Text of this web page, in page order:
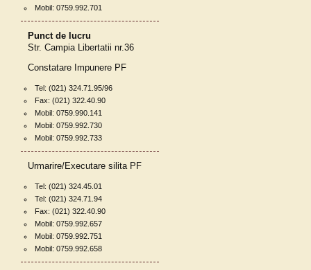
Mobil: 0759.992.701
Punct de lucru
Str. Campia Libertatii nr.36
Constatare Impunere PF
Tel: (021) 324.71.95/96
Fax: (021) 322.40.90
Mobil: 0759.990.141
Mobil: 0759.992.730
Mobil: 0759.992.733
Urmarire/Executare silita PF
Tel: (021) 324.45.01
Tel: (021) 324.71.94
Fax: (021) 322.40.90
Mobil: 0759.992.657
Mobil: 0759.992.751
Mobil: 0759.992.658